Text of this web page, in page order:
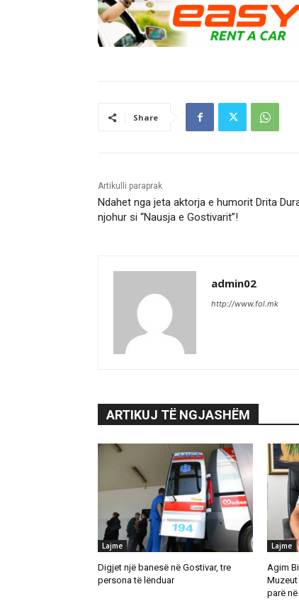
Share
Artikulli paraprak
Ndahet nga jeta aktorja e humorit Drita
njohur si “Nausja e Gostivarit”!
admin02
http://www.fol.mk
ARTIKUJ TË NGJASHËM
Lajme
Digjet një banesë në Gostivar, tre
persona të lënduar
Lajme
Agim
parë